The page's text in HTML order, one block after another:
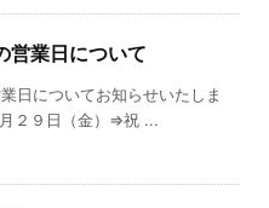
営業日について
日についてお知らせいたしま
２９日（金）⇒祝 ...